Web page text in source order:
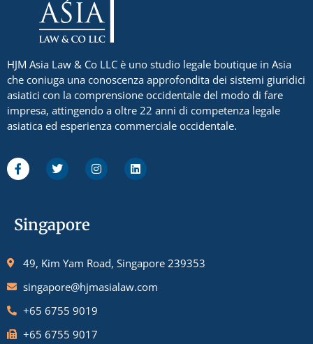
HJM Asia Law & Co LLC è uno studio legale boutique in Asia
che coniuga una conoscenza approfondita dei sistemi giuridici
asiatici con la comprensione occidentale del modo di fare
impresa, attingendo a oltre 22 anni di competenza legale
asiatica ed esperienza commerciale occidentale.
Singapore
49, Kim Yam Road, Singapore 239353
singapore@hjmasialaw.com
+65 6755 9019
+65 6755 9017